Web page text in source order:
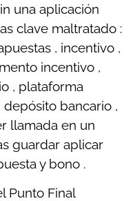
una aplicación
clave maltratado :
, incentivo ,
incentivo ,
, plataforma
bancario ,
llamada en un
guardar aplicar
y bono .
Punto Final